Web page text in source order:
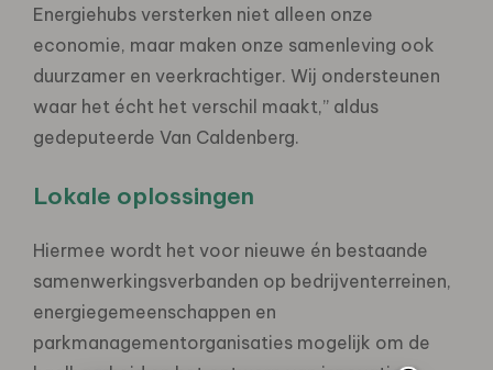
Energiehubs versterken niet alleen onze
economie, maar maken onze samenleving ook
duurzamer en veerkrachtiger. Wij ondersteunen
waar het écht het verschil maakt,” aldus
gedeputeerde Van Caldenberg.
Lokale oplossingen
Hiermee wordt het voor nieuwe én bestaande
samenwerkingsverbanden op bedrijventerreinen,
energiegemeenschappen en
parkmanagementorganisaties mogelijk om de